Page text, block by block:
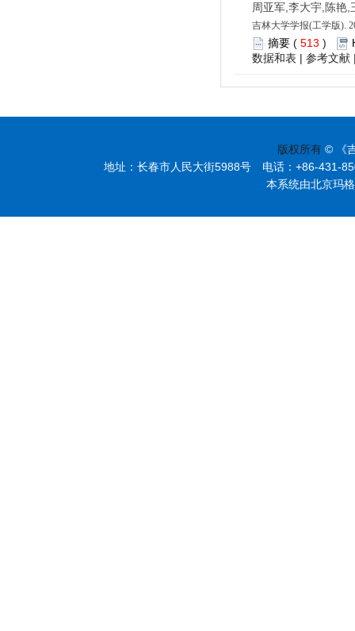
周亚军,李大宇,陈艳,
吉林大学学报(工学版).
摘要 ( 513 )
数据和表 | 参考文献
版权所有 © 《
地址：长春市人民大街5988号 电话：+86-431-
本系统由北京玛